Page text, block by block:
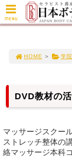
HOME > 学
DVD教材の
マッサージスクー
ストレッチ整体の
絡マッサージ本科
MENU